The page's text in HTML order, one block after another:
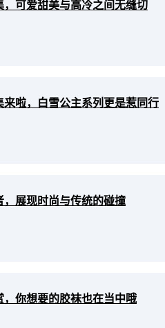
可爱甜美与高冷之间无缝切
啦，白雪公主系列更是惹同行
，展现时尚与传统的碰撞
你想要的胶袜也在当中哦